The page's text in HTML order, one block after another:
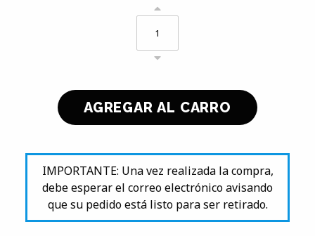
IMPORTANTE: Una vez realizada la compra,
debe esperar el correo electrónico avisando
que su pedido está listo para ser retirado.